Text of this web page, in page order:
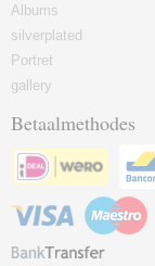
Albums
silverplated
Portret
gallery
Betaalmethodes